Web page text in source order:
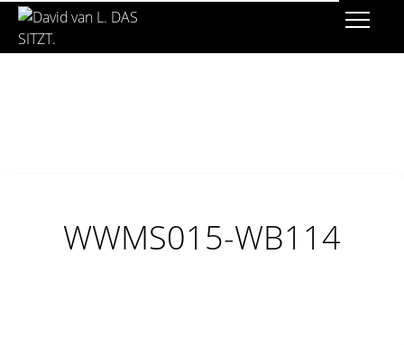
WWMS015-WB114